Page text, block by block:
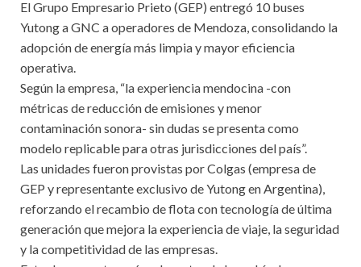
El Grupo Empresario Prieto (GEP) entregó 10 buses
Yutong a GNC a operadores de Mendoza, consolidando la
adopción de energía más limpia y mayor eficiencia
operativa.
Según la empresa, “la experiencia mendocina -con
métricas de reducción de emisiones y menor
contaminación sonora- sin dudas se presenta como
modelo replicable para otras jurisdicciones del país”.
Las unidades fueron provistas por Colgas (empresa de
GEP y representante exclusivo de Yutong en Argentina),
reforzando el recambio de flota con tecnología de última
generación que mejora la experiencia de viaje, la seguridad
y la competitividad de las empresas.